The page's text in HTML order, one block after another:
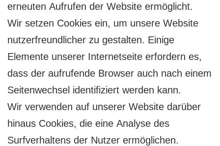
erneuten Aufrufen der Website ermöglicht.
Wir setzen Cookies ein, um unsere Website
nutzerfreundlicher zu gestalten. Einige
Elemente unserer Internetseite erfordern es,
dass der aufrufende Browser auch nach einem
Seitenwechsel identifiziert werden kann.
Wir verwenden auf unserer Website darüber
hinaus Cookies, die eine Analyse des
Surfverhaltens der Nutzer ermöglichen.